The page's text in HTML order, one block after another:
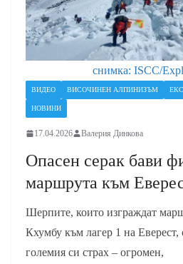
снимка: ISCC/
ВИДЕО ВИСОЧИНЕН АЛПИНИЗЪМ
НОВИНИ
17.04.2026 Валерия Динкова
Опасен серак бави
маршрута към
Шерпите, които изграждат
Кхумбу към лагер 1 на Еверест,
големия си страх – огромен,